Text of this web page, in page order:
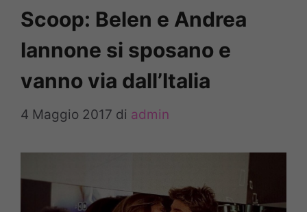
Scoop: Belen e Andrea
Iannone si sposano e
vanno via dall’Italia
4 Maggio 2017 di admin